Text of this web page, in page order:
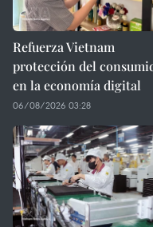
Refuerza Vietnam
protección del
en la economía digital
06/08/2026 03:28